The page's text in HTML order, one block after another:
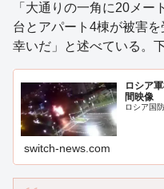
「大通りの一角に20メ
台とアパート4棟が被害
幸いだ」と述べている。
ロシア
間映像
ロシア国
switch-news.com